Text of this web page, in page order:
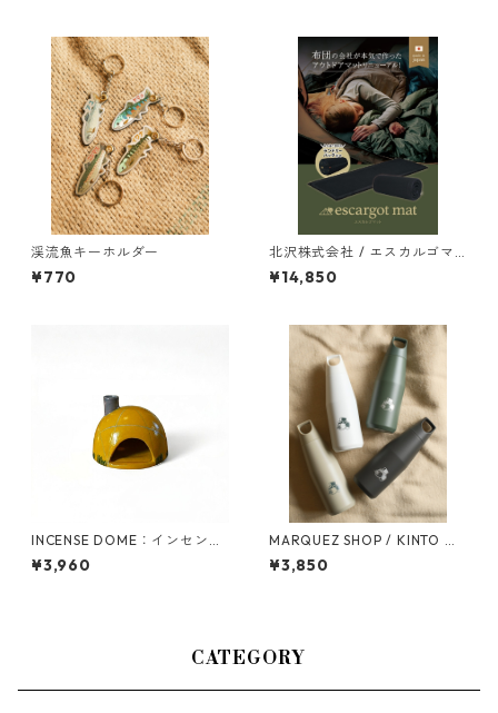
渓流魚キーホルダー
¥770
北沢株式会社 / エスカルゴマ
ット（ワイドサイズ）
¥14,850
INCENSE DOME：インセンス
ドーム｢テント｣
¥3,960
MARQUEZ SHOP / KINTO オ
リジナル TRAIL TUMBLER 58
0ml
¥3,850
CATEGORY